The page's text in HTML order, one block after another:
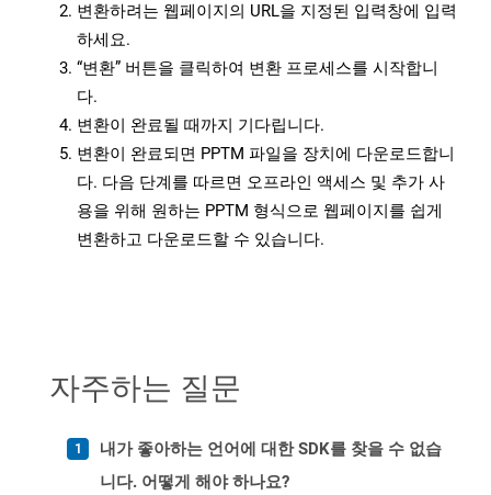
변환하려는 웹페이지의 URL을 지정된 입력창에 입력
하세요.
“변환” 버튼을 클릭하여 변환 프로세스를 시작합니
다.
변환이 완료될 때까지 기다립니다.
변환이 완료되면 PPTM 파일을 장치에 다운로드합니
다. 다음 단계를 따르면 오프라인 액세스 및 추가 사
용을 위해 원하는 PPTM 형식으로 웹페이지를 쉽게
변환하고 다운로드할 수 있습니다.
자주하는 질문
내가 좋아하는 언어에 대한 SDK를 찾을 수 없습
니다. 어떻게 해야 하나요?